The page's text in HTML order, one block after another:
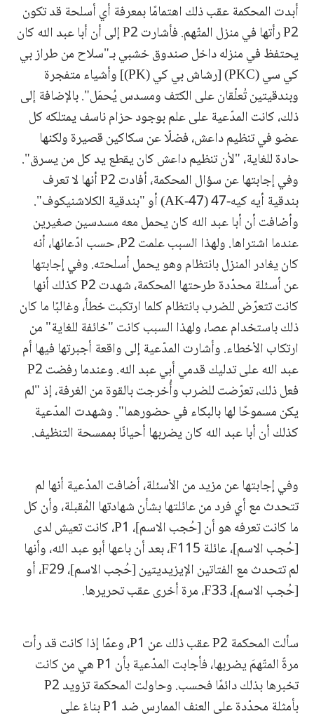
أبدت المحكمة عقب ذلك اهتمامًا بمعرفة أي أسلحة قد تكون
P2 رأتها في منزل المتّهم. فأشارت P2 إلى أن أبا عبد الله كان
يحتفظ في منزله داخل صندوق خشبي بـ"سلاح من طراز بي
كي سي (PKC) [رشاش بي كي (PK)] وأشياء متفجرة
وبندقيتين تُعلّقان على الكتف ومسدس يُحمَل". بالإضافة إلى
ذلك، كانت المدّعية على علم بوجود حزام ناسف يمتلكه كل
عضو في تنظيم داعش، فضلًا عن سكاكين قصيرة ولكنها
حادة للغاية، "لأن تنظيم داعش كان يقطع يد كل من يسرق".
وفي إجابتها عن سؤال المحكمة، أفادت P2 أنها لا تعرف
بندقية أيه كيه-47 (AK-47) أو "بندقية الكلاشنيكوف".
وأضافت أن أبا عبد الله كان يحمل معه مسدسين صغيرين
عندما اشتراها. ولهذا السبب علمت P2، حسب ادّعائها، أنه
كان يغادر المنزل بانتظام وهو يحمل أسلحته. وفي إجابتها
عن أسئلة محدّدة طرحتها المحكمة، شهدت P2 كذلك أنها
كانت تتعرّض للضرب بانتظام كلما ارتكبت خطأ، وغالبًا ما كان
ذلك باستخدام عصا، ولهذا السبب كانت "خائفة للغاية" من
ارتكاب الأخطاء. وأشارت المدّعية إلى واقعة أجبرتها فيها أم
عبد الله على تدليك قدمي أبي عبد الله. وعندما رفضت P2
فعل ذلك، تعرّضت للضرب وأُخرجت بالقوة من الغرفة، إذ "لم
يكن مسموحًا لها بالبكاء في حضورهما". وشهدت المدّعية
كذلك أن أبا عبد الله كان يضربها أحيانًا بممسحة التنظيف.
وفي إجابتها عن مزيد من الأسئلة، أضافت المدّعية أنها لم
تتحدث مع أي فرد من عائلتها بشأن شهادتها المُقبلة، وأن كل
ما كانت تعرفه هو أن [حُجب الاسم]، P1، كانت تعيش لدى
[حُجب الاسم]، عائلة F115، بعد أن باعها أبو عبد الله، وأنها
لم تتحدث مع الفتاتين الإيزيديتين [حُجب الاسم]، F29، أو
[حُجب الاسم]، F33، مرة أخرى عقب تحريرها.
سألت المحكمة P2 عقب ذلك عن P1، وعمّا إذا كانت قد رأت
مرةً المتّهمَ يضربها، فأجابت المدّعية بأن P1 هي من كانت
تخبرها بذلك دائمًا فحسب. وحاولت المحكمة تزويد P2
بأمثلة محدّدة على العنف الممارس ضد P1 بناءً على